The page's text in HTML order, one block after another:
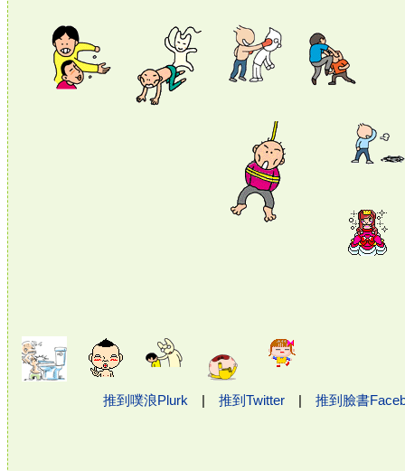
推到噗浪Plurk 推到Twitter 推到臉書